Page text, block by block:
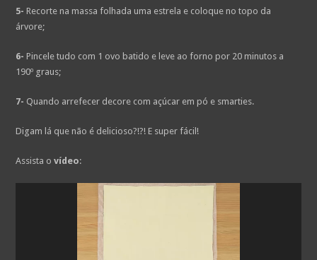
5- Recorte na massa folhada uma estrela e coloque no topo da
árvore;
6- Pincele tudo com 1 ovo batido e leve ao forno por 20 minutos a
190º graus;
7- Quando arrefecer decore com açúcar em pó e smarties.
Digam lá que não é delicioso?!?! E super fácil!
Assista ovídeo: